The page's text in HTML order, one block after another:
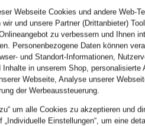
Hey
Kyla
Webseite Cookies und andere Web-
und unsere Partner (Drittanbieter)
zu verbessern und Ihnen
Personenbezogene Daten können
und Standort-Informationen,
in unserem Shop, personalisierte
Webseite, Analyse unserer
der Werbeaussteuerung.
um alle Cookies zu akzeptieren und
„Individuelle Einstellungen“, um eine